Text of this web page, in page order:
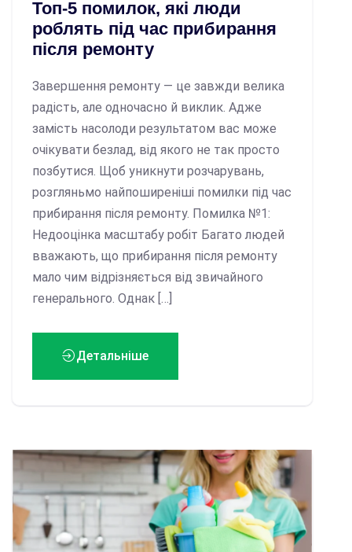
Топ-5 помилок, які люди
роблять під час прибирання
після ремонту
Завершення ремонту — це завжди велика
радість, але одночасно й виклик. Адже
замість насолоди результатом вас може
очікувати безлад, від якого не так просто
позбутися. Щоб уникнути розчарувань,
розгляньмо найпоширеніші помилки під час
прибирання після ремонту. Помилка №1:
Недооцінка масштабу робіт Багато людей
вважають, що прибирання після ремонту
мало чим відрізняється від звичайного
генерального. Однак […]
Детальніше